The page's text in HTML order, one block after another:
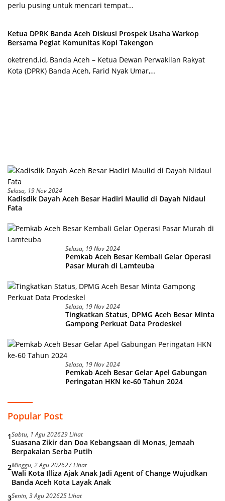
perlu pusing untuk mencari tempat…
Ketua DPRK Banda Aceh Diskusi Prospek Usaha Warkop
Bersama Pegiat Komunitas Kopi Takengon
oketrend.id, Banda Aceh – Ketua Dewan Perwakilan Rakyat
Kota (DPRK) Banda Aceh, Farid Nyak Umar,…
Selasa, 19 Nov 2024
Kadisdik Dayah Aceh Besar Hadiri Maulid di Dayah Nidaul
Fata
Selasa, 19 Nov 2024
Pemkab Aceh Besar Kembali Gelar Operasi
Pasar Murah di Lamteuba
Selasa, 19 Nov 2024
Tingkatkan Status, DPMG Aceh Besar Minta
Gampong Perkuat Data Prodeskel
Selasa, 19 Nov 2024
Pemkab Aceh Besar Gelar Apel Gabungan
Peringatan HKN ke-60 Tahun 2024
Popular Post
1Sabtu, 1 Agu 202629 Lihat
Suasana Zikir dan Doa Kebangsaan di Monas, Jemaah
Berpakaian Serba Putih
2Minggu, 2 Agu 202627 Lihat
Wali Kota Illiza Ajak Anak Jadi Agent of Change Wujudkan
Banda Aceh Kota Layak Anak
3Senin, 3 Agu 202625 Lihat